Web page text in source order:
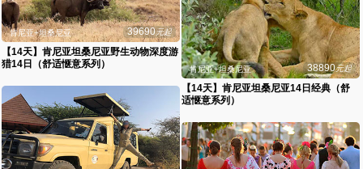
39690元起
肯尼亚+坦桑尼亚
【14天】肯尼亚坦桑尼亚野生动物深度游
猎14日（舒适惬意系列）
38890元起
肯尼亚+坦桑尼亚
【14天】肯尼亚坦桑尼亚14日经典（舒
适惬意系列）